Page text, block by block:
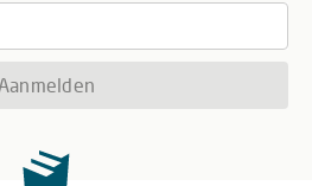
Aanmelden